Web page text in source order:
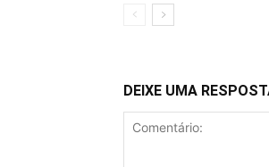
DEIXE UMA